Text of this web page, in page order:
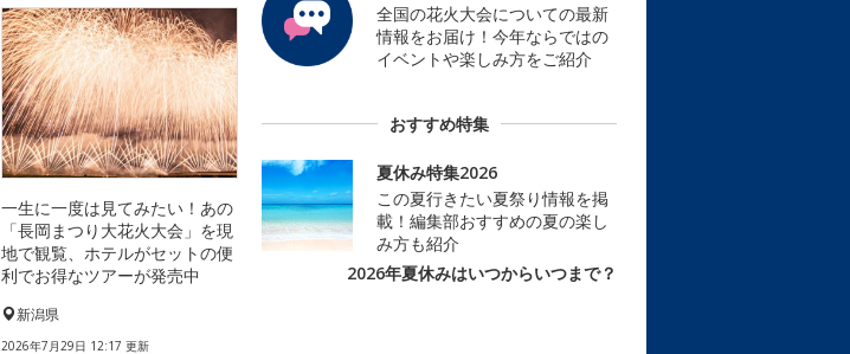
一生に一度は見てみたい！あの
「長岡まつり大花火大会」を現
地で観覧、ホテルがセットの便
利でお得なツアーが発売中
新潟県
2026年7月29日 12:17 更新
全国の花火大会についての最新
情報をお届け！今年ならではの
イベントや楽しみ方をご紹介
おすすめ特集
夏休み特集2026
この夏行きたい夏祭り情報を掲
載！編集部おすすめの夏の楽し
み方も紹介
2026年夏休みはいつからいつまで？